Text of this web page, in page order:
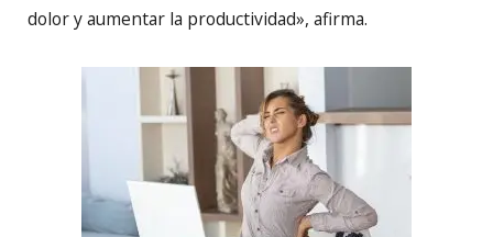
dolor y aumentar la productividad», afirma.